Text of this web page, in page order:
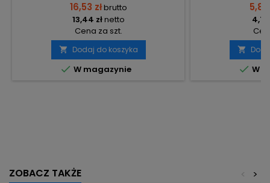
16,53 złbrutto
13,44 złnetto
Cena za szt.
 Dodaj do koszyka
 W magazynie
5,83

 W
ZOBACZ TAKŻE >
<